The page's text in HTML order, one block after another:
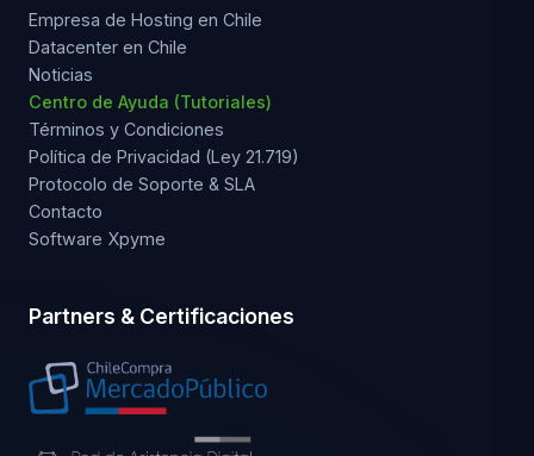
Empresa de Hosting en Chile
Datacenter en Chile
Noticias
Centro de Ayuda (Tutoriales)
Términos y Condiciones
Política de Privacidad (Ley 21.719)
Protocolo de Soporte & SLA
Contacto
Software Xpyme
Partners & Certificaciones